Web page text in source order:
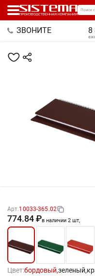
Поиск
ЗВОНИТЕ 8
Арт.10033-365.02
774.84 ₽в наличии 2 шт,
Цвет:бордовый,зеленый,